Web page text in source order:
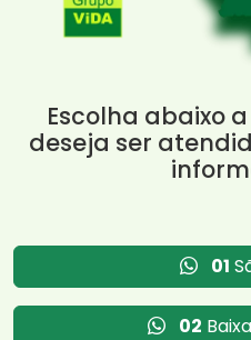
Escolha abaixo
deseja ser
01
02